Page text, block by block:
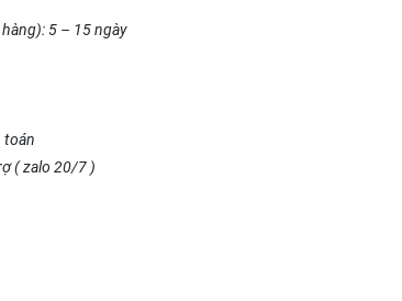
5 – 15 ngày
toán
( zalo 20/7 )